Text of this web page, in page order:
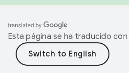
Esta página se ha traducido con